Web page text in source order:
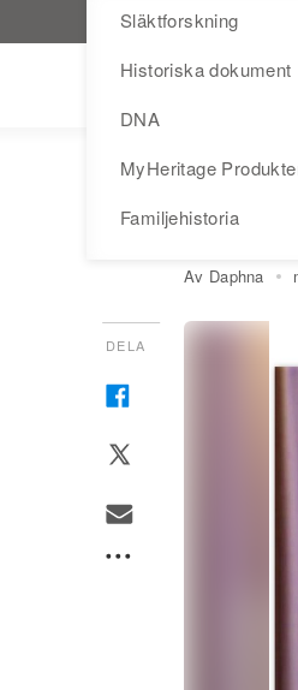
Besök MyHeritage.se
Släktforskning
Historiska dokument
DNA
MyHeritage
Familjehistoria
EVENEMANG
Av Daphna
DELA